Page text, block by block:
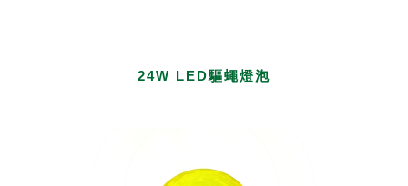
24W LED驅蠅燈泡